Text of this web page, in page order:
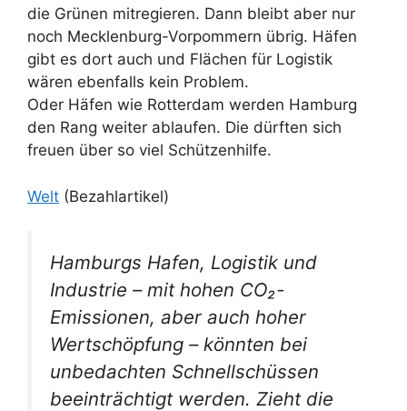
die Grünen mitregieren. Dann bleibt aber nur
noch Mecklenburg-Vorpommern übrig. Häfen
gibt es dort auch und Flächen für Logistik
wären ebenfalls kein Problem.
Oder Häfen wie Rotterdam werden Hamburg
den Rang weiter ablaufen. Die dürften sich
freuen über so viel Schützenhilfe.
Welt (Bezahlartikel)
Hamburgs Hafen, Logistik und
Industrie – mit hohen CO₂-
Emissionen, aber auch hoher
Wertschöpfung – könnten bei
unbedachten Schnellschüssen
beeinträchtigt werden. Zieht die